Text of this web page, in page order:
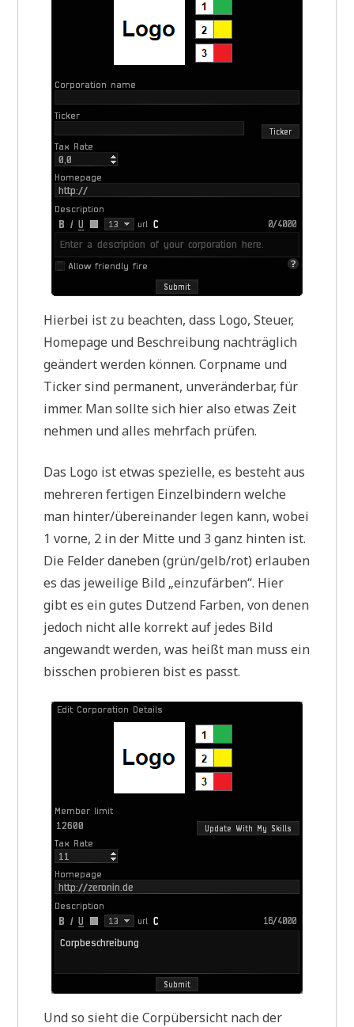
Hierbei ist zu beachten, dass Logo, Steuer,
Homepage und Beschreibung nachträglich
geändert werden können. Corpname und
Ticker sind permanent, unveränderbar, für
immer. Man sollte sich hier also etwas Zeit
nehmen und alles mehrfach prüfen.
Das Logo ist etwas spezielle, es besteht aus
mehreren fertigen Einzelbindern welche
man hinter/übereinander legen kann, wobei
1 vorne, 2 in der Mitte und 3 ganz hinten ist.
Die Felder daneben (grün/gelb/rot) erlauben
es das jeweilige Bild „einzufärben“. Hier
gibt es ein gutes Dutzend Farben, von denen
jedoch nicht alle korrekt auf jedes Bild
angewandt werden, was heißt man muss ein
bisschen probieren bist es passt.
Und so sieht die Corpübersicht nach der